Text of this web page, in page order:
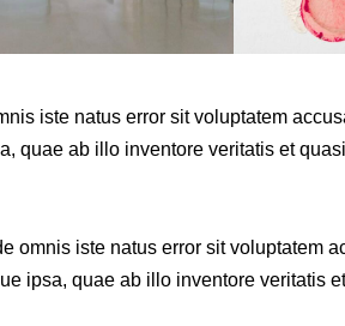
iste natus error sit voluptatem
quae ab illo inventore veritatis et
omnis iste natus error sit voluptatem
ipsa, quae ab illo inventore veritatis